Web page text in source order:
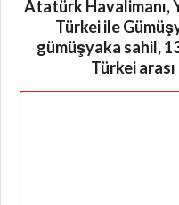
Atatürk Havalimanı,
Türkei ile
gümüşyaka sahil,
Türkei